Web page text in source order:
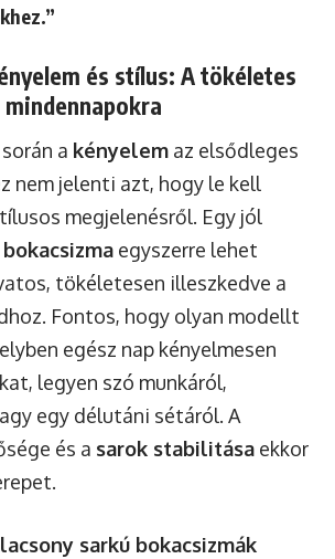
és stílus: A tökéletes
a kényelem az elsődleges
nem jelenti azt, hogy le kell
megjelenésről. Egy jól
bokacsizma egyszerre lehet
tökéletesen illeszkedve a
Fontos, hogy olyan modellt
egész nap kényelmesen
legyen szó munkáról,
egy délutáni sétáról. A
és a sarok stabilitása ekkor
sarkú bokacsizmák